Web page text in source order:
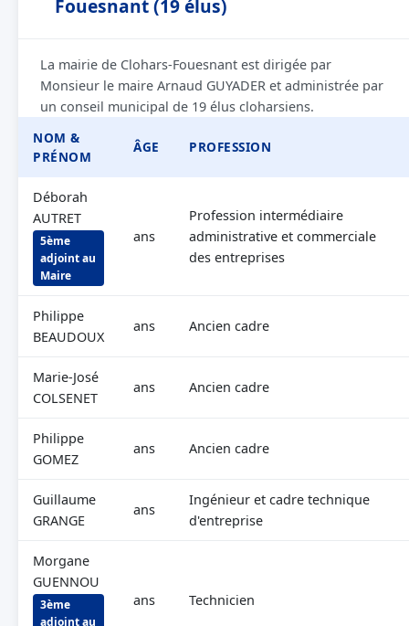
Fouesnant (19 élus)
La mairie de Clohars-Fouesnant est dirigée par
Monsieur le maire Arnaud GUYADER et administrée par
un conseil municipal de 19 élus cloharsiens.
NOM &
PRÉNOM
ÂGE PROFESSION
Déborah
AUTRET
5ème
adjoint au
Maire
ans
Profession intermédiaire
administrative et commerciale
des entreprises
Philippe
BEAUDOUX
ans Ancien cadre
Marie-José
COLSENET
ans Ancien cadre
Philippe
GOMEZ
ans Ancien cadre
Guillaume
GRANGE
ans
Ingénieur et cadre technique
d'entreprise
Morgane
GUENNOU
3ème
adjoint au
ans Technicien